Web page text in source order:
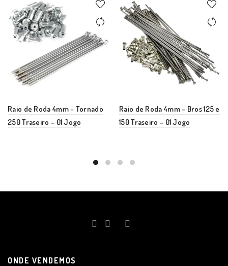
Raio de Roda 4mm – Tornado
250 Traseiro – 01 Jogo
Raio de Roda 4mm – Bros 125 e
150 Traseiro – 01 Jogo
ONDE VENDEMOS